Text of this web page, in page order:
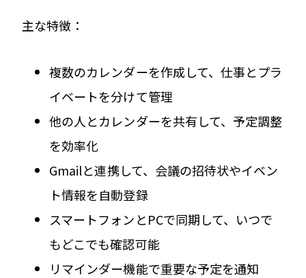
主な特徴：
複数のカレンダーを作成して、仕事とプラ
イベートを分けて管理
他の人とカレンダーを共有して、予定調整
を効率化
Gmailと連携して、会議の招待状やイベン
ト情報を自動登録
スマートフォンとPCで同期して、いつで
もどこでも確認可能
リマインダー機能で重要な予定を通知